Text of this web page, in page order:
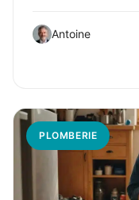
Antoine
PLOMBERIE